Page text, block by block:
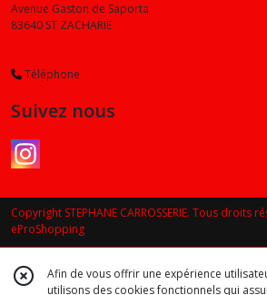
Avenue Gaston de Saporta
83640 ST ZACHARIE
Téléphone
Suivez nous
Copyright STEPHANE CARROSSERIE. Tous droits
eProShopping
Afin de vous offrir une expérience
utilisons des cookies fonctionnels qui